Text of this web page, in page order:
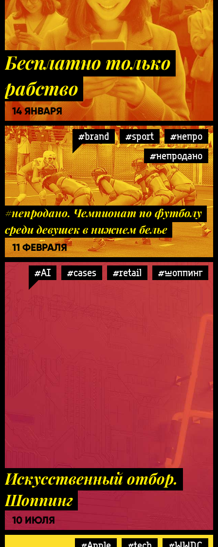
Бесплатно только
рабство
14 ЯНВАРЯ
#brand #sport
#непро
#непродано
#непродано. Чемпионат по футболу
среди девушек в нижнем белье
11 ФЕВРАЛЯ
#AI #cases #retail #шоппинг
Искусственный отбор.
Шоппинг
10 ИЮЛЯ